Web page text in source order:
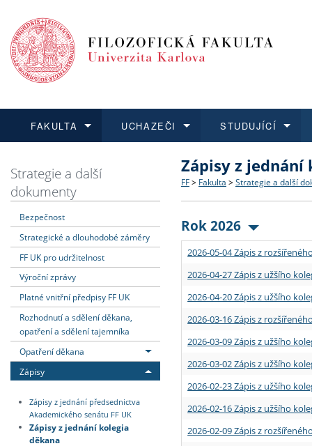
FAKULTA
Dozvědět se více
Struktura a historie
Strategie a další
Podpora a benefity pro
Absolventi fakulty
UCHAZEČI
Podat přihlášku
Co studovat a jak se
Učitelské studijní
Informace k průběhu
STUDUJÍCÍ
Dozvědět se více
Bakalářské a magisterské
Doktorské studium
Rigorózní řízení
Dozvědět se více
O vědě a výzkumu na FF
Akademické kvalifikace
Granty a projekty
Dozvědět se více
Aktuální nabídky a
Vyjíždějící studenti
Přijíždějící studenti
Vyjíždějící zaměstnanci
Strategie a další
dokumenty
Bezpečnost
Strategické a dlouhodobé záměry
FF UK pro udržitelnost
Výroční zprávy
Platné vnitřní předpisy FF UK
Rozhodnutí a sdělení děkana,
opatření a sdělení tajemníka
Opatření děkana
Zápisy
Zápisy z jednání předsednictva
Akademického senátu FF UK
Zápisy z jednání kolegia
děkana
Zápisy z jednání
FF > Fakulta > Strategie a další
Rok 2026
2026-05-04 Zápis z
2026-04-27 Zápis z užšího
2026-04-20 Zápis z užšího
2026-03-16 Zápis z
2026-03-09 Zápis z užšího
2026-03-02 Zápis z užšího
2026-02-23 Zápis z užšího
2026-02-16 Zápis z užšího
2026-02-09 Zápis z